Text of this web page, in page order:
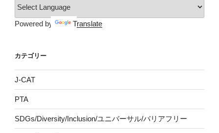
Powered by Translate
カテゴリー
J-CAT
PTA
SDGs/Diversity/Inclusion/ユニバーサル/バリアフリー